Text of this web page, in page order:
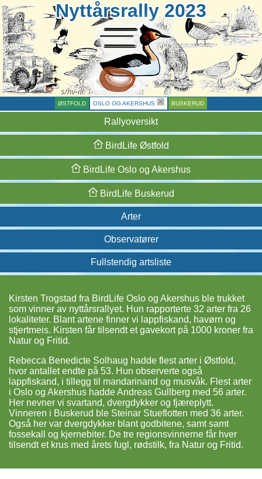
Nyttårsrally 2023
ØSTFOLD OSLO OG AKERSHUS BUSKERUD
Rallyoversikt
BirdLifeØstfold
BirdLife Oslo og Akershus
BirdLifeBuskerud
Arter
Observatører
Fullstendig artsliste
Kirsten Trogstad fra BirdLife Oslo og Akershus ble trukket
som vinner av nyttårsrallyet. Hun rapporterte 32 arter fra 26
lokaliteter. Blant artene finner vi lappfiskand, havørn og
stjertmeis. Kirsten får tilsendt et gavekort på 1000 kroner fra
Natur og Fritid.
Rebecca Benedicte Solhaug hadde flest arter i Østfold,
hvor antallet endte på 53. Hun observerte også
lappfiskand, i tillegg til mandarinand og musvåk. Flest arter
i Oslo og Akershus hadde Andreas Gullberg med 56 arter.
Her nevner vi svartand, dvergdykker og fjæreplytt.
Vinneren i Buskerud ble Steinar Stueflotten med 36 arter.
Også her var dvergdykker blant godbitene, samt samt
fossekall og kjernebiter. De tre regionsvinnerne får hver
tilsendt et krus med årets fugl, rødstilk, fra Natur og Fritid.